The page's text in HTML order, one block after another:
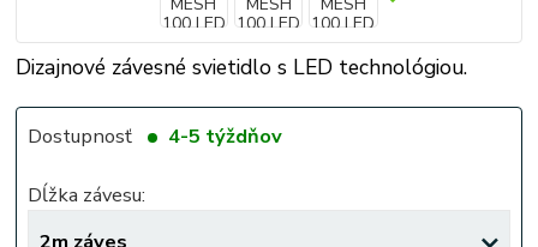
Dizajnové závesné svietidlo s LED technológiou.
Dostupnosť 4-5 týždňov
Dĺžka závesu: